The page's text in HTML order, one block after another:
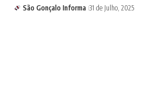
São Gonçalo Informa 31 de Julho, 2025